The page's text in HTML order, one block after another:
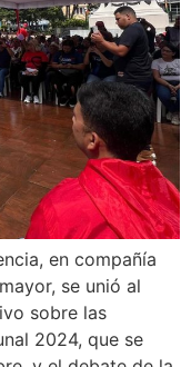
en compañía
se unió al
sobre las
2024, que se